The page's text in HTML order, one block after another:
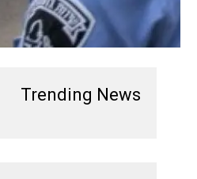
Trending News